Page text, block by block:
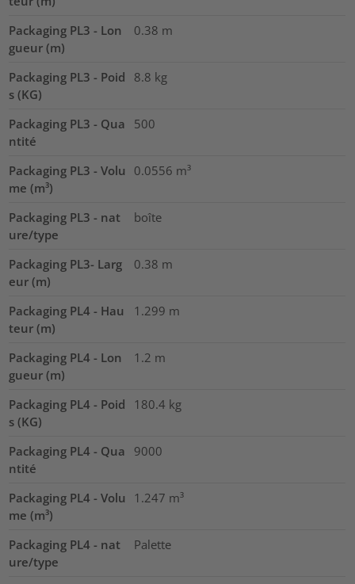
Packaging PL3 - Lon
gueur (m)
0.38 m
Packaging PL3 - Poid
s (KG)
8.8 kg
Packaging PL3 - Qua
ntité
500
Packaging PL3 - Volu
me (m³)
0.0556 m³
Packaging PL3 - nat
ure/type
boîte
Packaging PL3- Larg
eur (m)
0.38 m
Packaging PL4 - Hau
teur (m)
1.299 m
Packaging PL4 - Lon
gueur (m)
1.2 m
Packaging PL4 - Poid
s (KG)
180.4 kg
Packaging PL4 - Qua
ntité
9000
Packaging PL4 - Volu
me (m³)
1.247 m³
Packaging PL4 - nat
ure/type
Palette